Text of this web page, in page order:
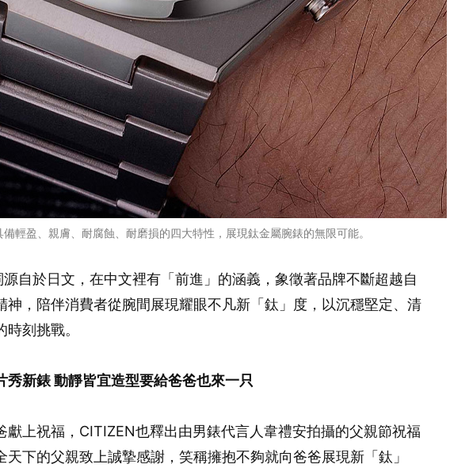
輕盈、親膚、耐腐蝕、耐磨損的四大特性，展現鈦金屬腕錶的無限可能。
源自於日文，在中文裡有「前進」的涵義，象徵著品牌不斷超越自
神，陪伴消費者從腕間展現耀眼不凡新「鈦」度，以沉穩堅定、清
刻挑戰。
秀新錶 動靜皆宜造型要給爸爸也來一只
獻上祝福，CITIZEN也釋出由男錶代言人韋禮安拍攝的父親節祝福
天下的父親致上誠摯感謝，笑稱擁抱不夠就向爸爸展現新「鈦」